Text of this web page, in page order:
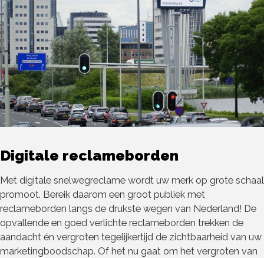
Digitale reclameborden
Met digitale snelwegreclame wordt uw merk op grote schaal
promoot. Bereik daarom een groot publiek met
reclameborden langs de drukste wegen van Nederland! De
opvallende en goed verlichte reclameborden trekken de
aandacht én vergroten tegelijkertijd de zichtbaarheid van uw
marketingboodschap. Of het nu gaat om het vergroten van